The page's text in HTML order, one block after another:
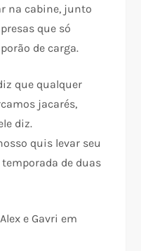
na cabine, junto
que só
de carga.
que qualquer
jacarés,
diz.
quis levar seu
de duas
e Gavri em